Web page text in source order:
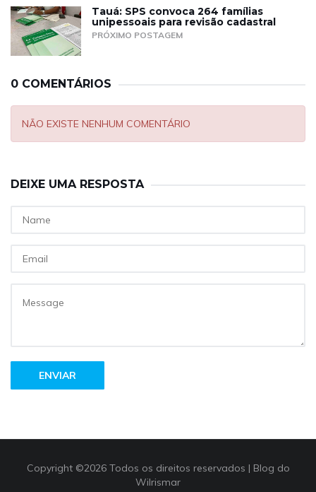
Tauá: SPS convoca 264 famílias
unipessoais para revisão cadastral
PRÓXIMO POSTAGEM
0 COMENTÁRIOS
NÃO EXISTE NENHUM COMENTÁRIO
DEIXE UMA RESPOSTA
ENVIAR
Copyright ©2026 Todos os direitos reservados | Blog do
Wilrismar